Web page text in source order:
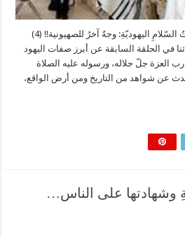
بسم الله الرحمن الرحيم حركاتُ السّلامِ اليهوديّةِ: وجهٌ آخرُ للصهيونية!! (4)
في الحلقة السابقة عن أبرز صفات اليهود
رب العزة جلّ جلاله، ورسوله عليه الصلاة
عن شواهد من التاريخ ومن أرض الواقع،
وشهادتها على الناس…